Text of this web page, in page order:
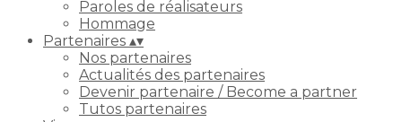
Paroles de réalisateurs
Hommage
Partenaires ▴▾
Nos partenaires
Actualités des partenaires
Devenir partenaire / Become a partner
Tutos partenaires